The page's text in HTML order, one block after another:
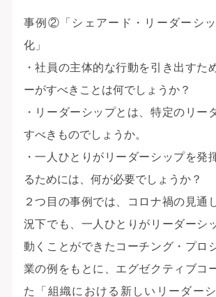
事例②「シェアード・リーダーシ
化」
・社員の主体的な行動を引き出すた
ーがすべきことは何でしょうか？
・リーダーシップとは、特定のリー
すべきものでしょうか。
・一人ひとりがリーダーシップを発
るためには、何が必要でしょうか？
２つ目の事例では、コロナ禍の見通
況下でも、一人ひとりがリーダーシ
動くことができたコーチング・プロ
業の例をもとに、エグゼクティブコ
た「組織における新しいリーダー